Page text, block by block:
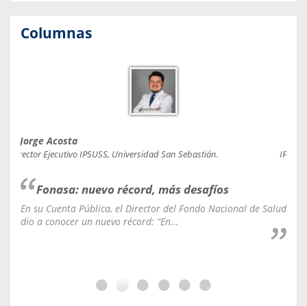
Columnas
Jorge Acosta
Director Ejecutivo IPSUSS, Universidad San Sebastián.
Fonasa: nuevo récord, más desafíos
En su Cuenta Pública, el Director del Fondo Nacional de Salud
dio a conocer un nuevo récord: “En...